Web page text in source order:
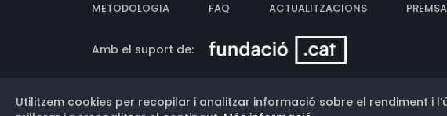
METODOLOGIA FAQ ACTUALITZACIONS PREMSA
Amb el suport de:
Versió: 3.13.0.202607011342
Utilitzem cookies per recopilar i analitzar informació sobre el rendiment i